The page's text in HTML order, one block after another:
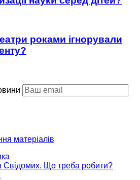
роками ігнорували
матеріалів
Свідомих. Що треба робити?